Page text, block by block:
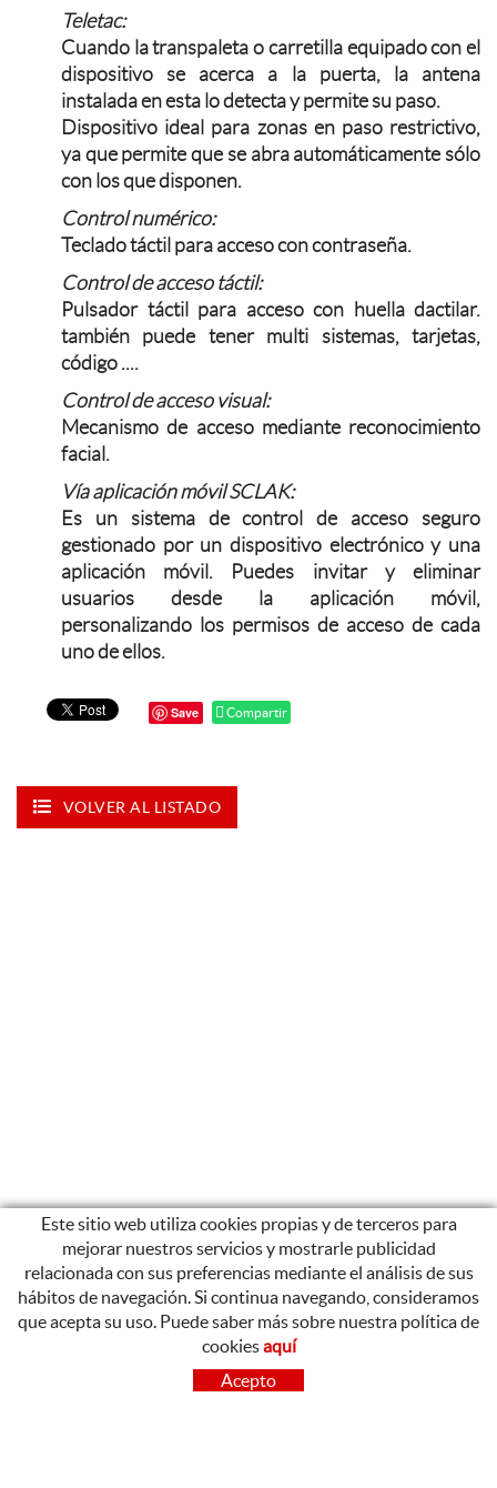
Teletac:
Cuando la transpaleta o carretilla equipado con el
dispositivo se acerca a la puerta, la antena
instalada en esta lo detecta y permite su paso.
Dispositivo ideal para zonas en paso restrictivo,
ya que permite que se abra automáticamente sólo
con los que disponen.
Control numérico:
Teclado táctil para acceso con contraseña.
Control de acceso táctil:
Pulsador táctil para acceso con huella dactilar.
también puede tener multi sistemas, tarjetas,
código ....
Control de acceso visual:
Mecanismo de acceso mediante reconocimiento
facial.
Vía aplicación móvil SCLAK:
Es un sistema de control de acceso seguro
gestionado por un dispositivo electrónico y una
aplicación móvil. Puedes invitar y eliminar
usuarios desde la aplicación móvil,
personalizando los permisos de acceso de cada
uno de ellos.
Save Compartir
VOLVER AL LISTADO
CONTACTO
Este sitio web utiliza cookies propias y de terceros para
mejorar nuestros servicios y mostrarle publicidad
relacionada con sus preferencias mediante el análisis de sus
hábitos de navegación. Si continua navegando, consideramos
que acepta su uso. Puede saber más sobre nuestra política de
cookiesaquí
Acepto